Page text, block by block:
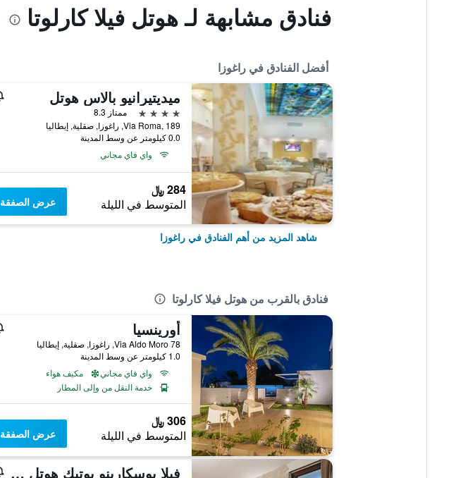
فنادق مشابهة لـ هوتل فيلا كارلوتا
أفضل الفنادق في راغوزا
ميديتيرانيو بالاس هوتل
4 نجوم
ممتاز 8.3
Via Roma, 189, راغوزا, صقلية, إيطاليا
0.0 كيلومتر عن وسط المدينة
واي فاي مجاني
284 ﷼
المتوسط في الليلة عرض الصفقة
شاهد المزيد من أهم الفنادق في راغوزا
فنادق بالقرب من هوتل فيلا كارلوتا
أورينسيا
Via Aldo Moro 78, راغوزا, صقلية, إيطاليا
1.0 كيلومتر عن وسط المدينة
واي فاي مجاني
مكيف هواء
خدمة النقل من وإلى المطار
306 ﷼
المتوسط في الليلة عرض الصفقة
فيلا بوسكارينو بوتيك هوتل آند سبا